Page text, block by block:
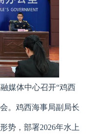
媒体中心召开“鸡西
。鸡西海事局副局长
势，部署2026年水上